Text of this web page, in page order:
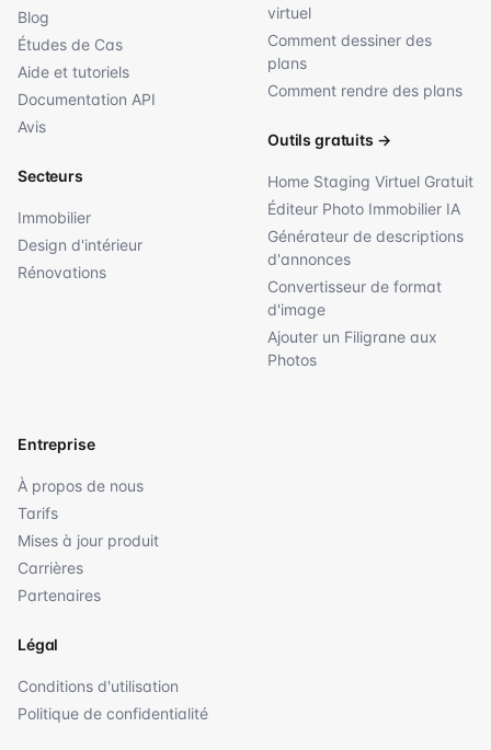
Blog
Études de Cas
Aide et tutoriels
Documentation API
Avis
Secteurs
Immobilier
Design d'intérieur
Rénovations
virtuel
Comment dessiner des
plans
Comment rendre des plans
Outils gratuits →
Home Staging Virtuel Gratuit
Éditeur Photo Immobilier IA
Générateur de descriptions
d'annonces
Convertisseur de format
d'image
Ajouter un Filigrane aux
Photos
Entreprise
À propos de nous
Tarifs
Mises à jour produit
Carrières
Partenaires
Légal
Conditions d'utilisation
Politique de confidentialité